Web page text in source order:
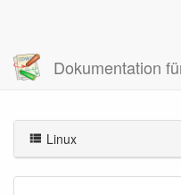
Dokumentation
Zuletzt angesehen religion
Linux